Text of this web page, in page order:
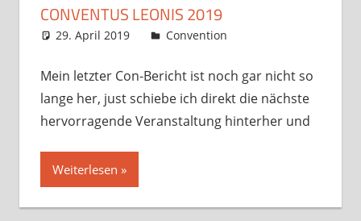
CONVENTUS LEONIS 2019
29. April 2019 Frosty
Convention
Mein letzter Con-Bericht ist noch gar nicht so
lange her, just schiebe ich direkt die nächste
hervorragende Veranstaltung hinterher und
Weiterlesen